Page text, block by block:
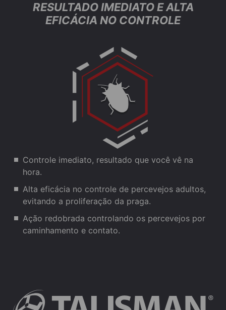
RESULTADO IMEDIATO E ALTA
EFICÁCIA NO CONTROLE
Controle imediato, resultado que você vê na
hora.
Alta eficácia no controle de percevejos adultos,
evitando a proliferação da praga.
Ação redobrada controlando os percevejos por
caminhamento e contato.